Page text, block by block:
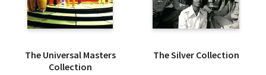
The Universal Masters
Collection
The Silver Collection